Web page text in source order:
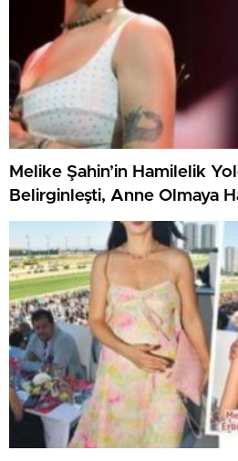
Melike Şahin’in Hamilelik
Belirginleşti, Anne Olmaya